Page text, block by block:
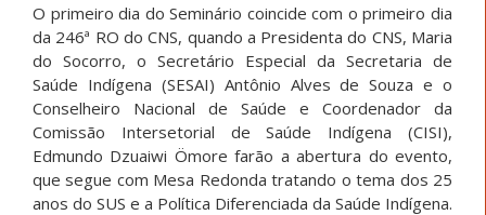
O primeiro dia do Seminário coincide com o primeiro dia
da 246ª RO do CNS, quando a Presidenta do CNS, Maria
do Socorro, o Secretário Especial da Secretaria de
Saúde Indígena (SESAI) Antônio Alves de Souza e o
Conselheiro Nacional de Saúde e Coordenador da
Comissão Intersetorial de Saúde Indígena (CISI),
Edmundo Dzuaiwi Ömore farão a abertura do evento,
que segue com Mesa Redonda tratando o tema dos 25
anos do SUS e a Política Diferenciada da Saúde Indígena.